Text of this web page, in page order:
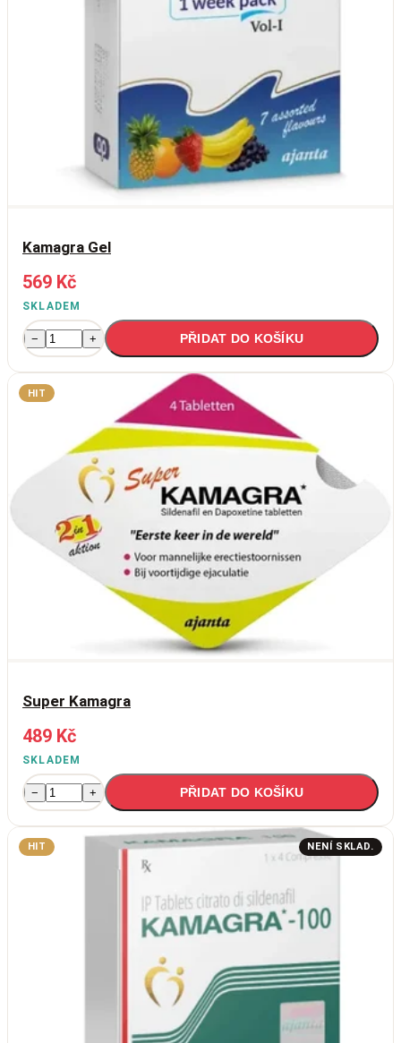
Kamagra Gel
569 Kč
SKLADEM
− + PŘIDAT DO KOŠÍKU
HIT
Super Kamagra
489 Kč
SKLADEM
− + PŘIDAT DO KOŠÍKU
HIT NENÍ SKLAD.